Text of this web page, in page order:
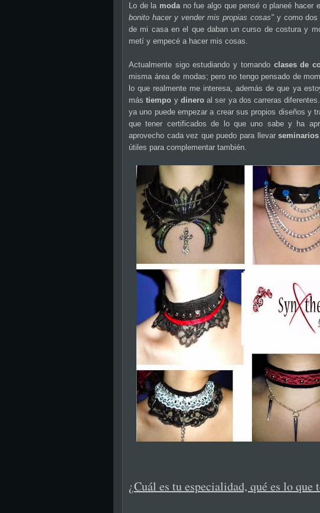
Lo de la modano fue algo que pensé o planeé hacer
bonito hacer y vender mis propias cosas"y como dos
de mi casa en el que daban un curso de costura y
metí y empecé a hacer mis cosas.
Actualmente sigo estudiando y tomando clases de
misma área de modas; pero no tengo pensado de
lo que realmente me interesa, además de que ya
mástiempo y dineroal ser ya dos carreras
ya uno puede empezar a crear sus propios diseños y
que tener certificados de lo que uno sabe y ha
aprovecho cada vez que puedo para llevarseminarios
útiles para complementar también.
¿Cuál es tu especialidad, qué es lo que